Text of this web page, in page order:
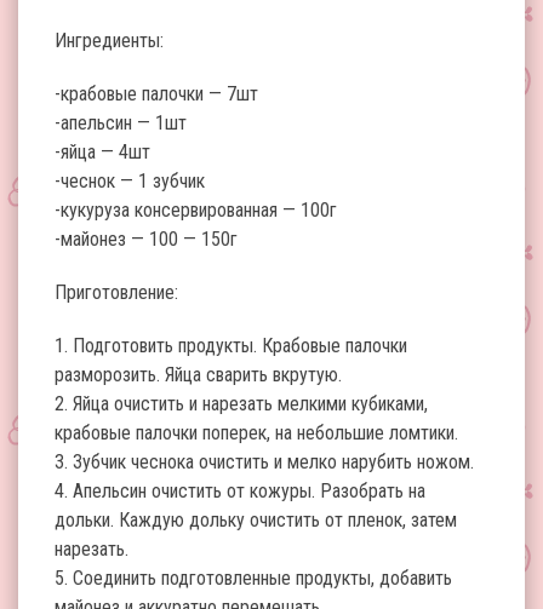
Ингредиенты:
-крабовые палочки — 7шт
-апельсин — 1шт
-яйца — 4шт
-чеснок — 1 зубчик
-кукуруза консервированная — 100г
-майонез — 100 — 150г
Приготовление:
1. Подготовить продукты. Крабовые палочки
разморозить. Яйца сварить вкрутую.
2. Яйца очистить и нарезать мелкими кубиками,
крабовые палочки поперек, на небольшие ломтики.
3. Зубчик чеснока очистить и мелко нарубить ножом.
4. Апельсин очистить от кожуры. Разобрать на
дольки. Каждую дольку очистить от пленок, затем
нарезать.
5. Соединить подготовленные продукты, добавить